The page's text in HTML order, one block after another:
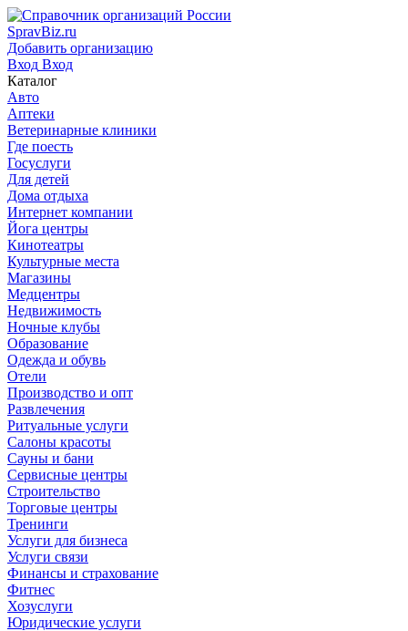
SpravBiz.ru
Добавить организацию
Вход Вход
Каталог
Авто
Аптеки
Ветеринарные клиники
Где поесть
Госуслуги
Для детей
Дома отдыха
Интернет компании
Йога центры
Кинотеатры
Культурные места
Магазины
Медцентры
Недвижимость
Ночные клубы
Образование
Одежда и обувь
Отели
Производство и опт
Развлечения
Ритуальные услуги
Салоны красоты
Сауны и бани
Сервисные центры
Строительство
Торговые центры
Тренинги
Услуги для бизнеса
Услуги связи
Финансы и страхование
Фитнес
Хозуслуги
Юридические услуги